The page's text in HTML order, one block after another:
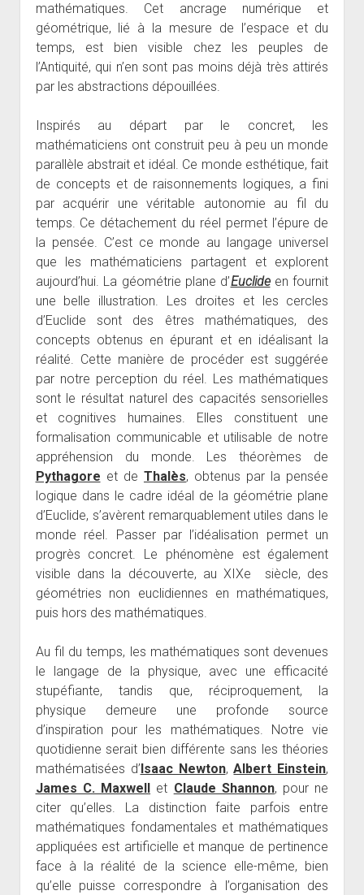
mathématiques. Cet ancrage numérique et
géométrique, lié à la mesure de l’espace et du
temps, est bien visible chez les peuples de
l’Antiquité, qui n’en sont pas moins déjà très attirés
par les abstractions dépouillées.
Inspirés au départ par le concret, les
mathématiciens ont construit peu à peu un monde
parallèle abstrait et idéal. Ce monde esthétique, fait
de concepts et de raisonnements logiques, a fini
par acquérir une véritable autonomie au fil du
temps. Ce détachement du réel permet l’épure de
la pensée. C’est ce monde au langage universel
que les mathématiciens partagent et explorent
aujourd’hui. La géométrie plane d’Euclideen fournit
une belle illustration. Les droites et les cercles
d’Euclide sont des êtres mathématiques, des
concepts obtenus en épurant et en idéalisant la
réalité. Cette manière de procéder est suggérée
par notre perception du réel. Les mathématiques
sont le résultat naturel des capacités sensorielles
et cognitives humaines. Elles constituent une
formalisation communicable et utilisable de notre
appréhension du monde. Les théorèmes de
Pythagore et de Thalès, obtenus par la pensée
logique dans le cadre idéal de la géométrie plane
d’Euclide, s’avèrent remarquablement utiles dans le
monde réel. Passer par l’idéalisation permet un
progrès concret. Le phénomène est également
visible dans la découverte, au XIXe siècle, des
géométries non euclidiennes en mathématiques,
puis hors des mathématiques.
Au fil du temps, les mathématiques sont devenues
le langage de la physique, avec une efficacité
stupéfiante, tandis que, réciproquement, la
physique demeure une profonde source
d’inspiration pour les mathématiques. Notre vie
quotidienne serait bien différente sans les théories
mathématisées d’Isaac Newton,Albert Einstein,
James C. Maxwell et Claude Shannon, pour ne
citer qu’elles. La distinction faite parfois entre
mathématiques fondamentales et mathématiques
appliquées est artificielle et manque de pertinence
face à la réalité de la science elle-même, bien
qu’elle puisse correspondre à l’organisation des